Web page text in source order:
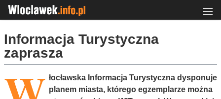
Informacja Turystyczna
zaprasza
łocławska Informacja Turystyczna dysponuje
planem miasta, którego egzemplarze można